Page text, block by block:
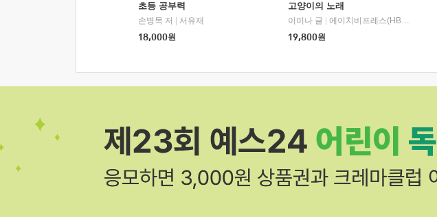
초등 공부력
손병목 저
서유재
18,000원
고양이의 노래
이미나 글
에이치비프레스(HBPRESS)
19,800원